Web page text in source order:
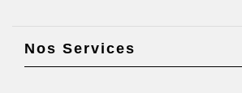
Nos Services